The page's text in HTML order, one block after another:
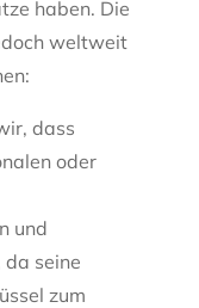
haben. Die
weltweit
dass
oder
und
seine
zum